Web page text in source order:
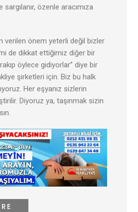
özenle aracımıza
verilen önem yeterli değil bizler
de dikkat ettiğimiz diğer bir
öylece gidiyorlar” diye bir
şirketleri için. Biz bu halk
Her eşyanız sizlerin
Diyoruz ya, taşınmak sizin